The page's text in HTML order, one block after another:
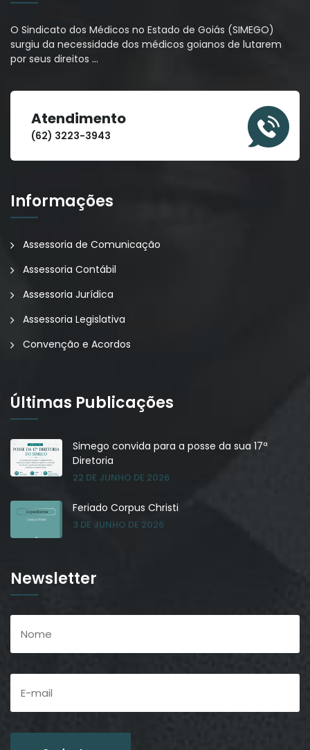
O Sindicato dos Médicos no Estado de Goiás (SIMEGO)
surgiu da necessidade dos médicos goianos de lutarem
por seus direitos …
Atendimento
(62) 3223-3943
Informações
Assessoria de Comunicação
Assessoria Contábil
Assessoria Jurídica
Assessoria Legislativa
Convenção e Acordos
Últimas Publicações
Simego convida para a posse da sua 17ª
Diretoria
22 DE JUNHO DE 2026
Feriado Corpus Christi
3 DE JUNHO DE 2026
Newsletter